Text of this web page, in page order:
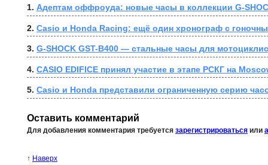
1. Адептам оффроуда: новые часы в коллекции G-
2. Casio и Honda Racing: ещё один хронограф с
3. G-SHOCK GST-B400 — стальные часы для
4. CASIO EDIFICE принял участие в этапе РСКГ на
5. Casio и Honda представили ограниченную серию
Оставить комментарий
Для добавления комментария требуется зарегистрироваться или
↑ Наверх